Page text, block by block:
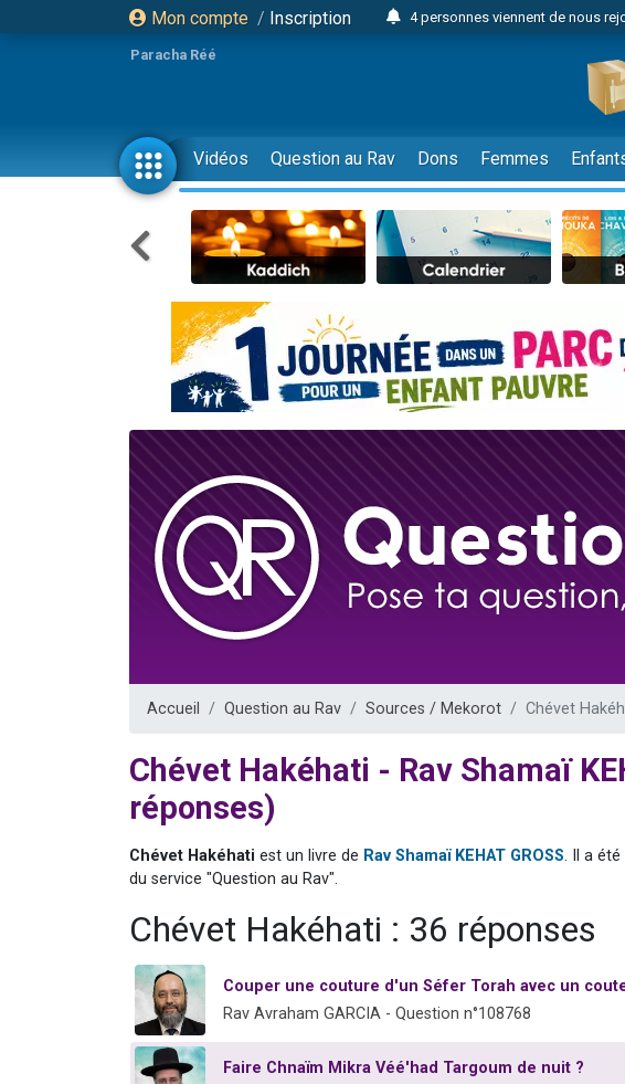
Mon compte / Inscription
4 personnes viennent de nous
Odaya vient de donner son
3 personnes viennent de
3 personnes viennent de
13 personnes viennent de
2 personnes viennent de nous
30 personnes viennent de
Il reste 49 places pour
3 personnes viennent de nous
2 personnes viennent de nous
3 personnes viennent de nous
2 nouvelles musiques dans
8 personnes viennent de
Nouvelle émission radio :
61 personnes viennent de
Ariel vient de donner son Maasser
Il reste 49 places pour
Paracha Réé
Vidéos Question au Rav Dons Femmes
Accueil Question au Rav Sources / Mekorot Chévet
Chévet Hakéhati - Rav Shamaï
réponses)
Chévet Hakéhati est un livre de Rav Shamaï KEHAT GROSS. Il a
du service "Question au Rav".
Chévet Hakéhati : 36 réponses
Couper une couture d'un Séfer Torah avec un
Rav Avraham GARCIA - Question n°108768
Faire Chnaïm Mikra Véé'had Targoum de nuit ?